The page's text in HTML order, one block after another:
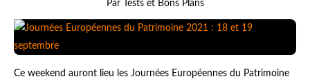
Par Tests et Bons Plans
Ce weekend auront lieu les Journées Européennes du Patrimoine